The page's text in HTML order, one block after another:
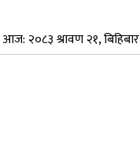
आज: २०८३ श्रावण २१, बिहिबार